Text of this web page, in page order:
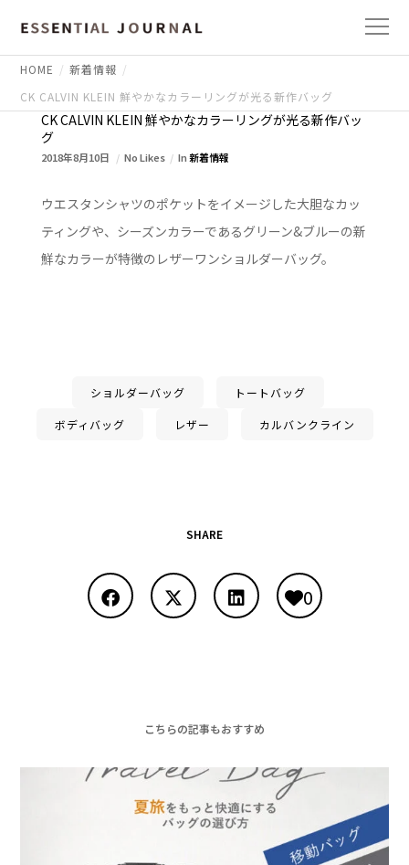
HOME
新着情報
CK CALVIN KLEIN 鮮やかなカラーリングが光る新作バッグ
CK CALVIN KLEIN 鮮やかなカラーリングが光る新作バッ
グ
2018年8月10日 No Likes In新着情報
ウエスタンシャツのポケットをイメージした大胆なカッ
ティングや、シーズンカラーであるグリーン&ブルーの新
鮮なカラーが特徴のレザーワンショルダーバッグ。
ショルダーバッグ トートバッグ
ボディバッグ レザー カルバンクライン
SHARE
0
こちらの記事もおすすめ